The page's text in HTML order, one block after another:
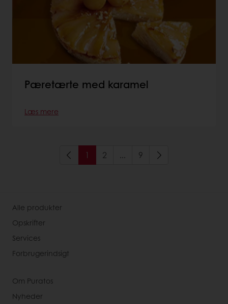
Pæretærte med karamel
Læs mere
1 2 ... 9
Alle produkter
Opskrifter
Services
Forbrugerindsigt
Om Puratos
Nyheder